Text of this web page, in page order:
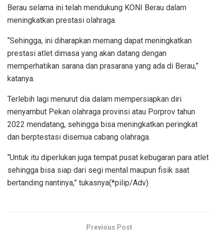
Berau selama ini telah mendukung KONI Berau dalam
meningkatkan prestasi olahraga.
“Sehingga, ini diharapkan memang dapat meningkatkan
prestasi atlet dimasa yang akan datang dengan
memperhatikan sarana dan prasarana yang ada di Berau,”
katanya.
Terlebih lagi menurut dia dalam mempersiapkan diri
menyambut Pekan olahraga provinsi atau Porprov tahun
2022 mendatang, sehingga bisa meningkatkan peringkat
dan berptestasi disemua cabang olahraga.
“Untuk itu diperlukan juga tempat pusat kebugaran para atlet
sehingga bisa siap dari segi mental maupun fisik saat
bertanding nantinya,” tukasnya(*pilip/Adv)
Previous Post